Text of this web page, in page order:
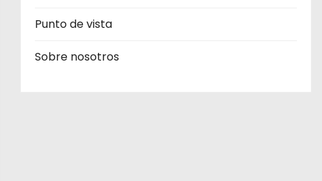
Punto de vista
Sobre nosotros